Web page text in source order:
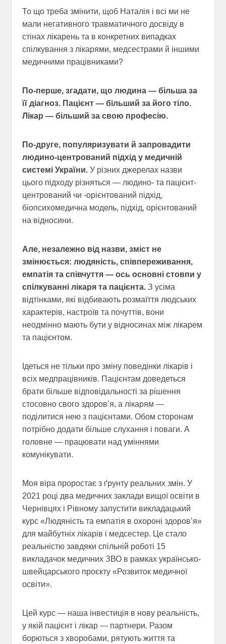
То що треба змінити, щоб Наталія і всі ми не
мали негативного травматичного досвіду в
стінах лікарень та в конкретних випадках
спілкування з лікарями, медсестрами й іншими
медичними працівниками?
По-перше, згадати, що людина — більша за
її діагноз. Пацієнт — більший за його тіло.
Лікар — більший за свою професію.
По-друге, популяризувати й запровадити
людино-центрований підхід у медичній
системі України. У різних джерелах назви
цього підходу різняться — людино- та пацієнт-
центрований чи -орієнтований підхід,
біопсихомедична модель, підхід, орієнтований
на відносини.
Але, незалежно від назви, зміст не
змінюється: людяність, співпереживання,
емпатія та співчуття — ось основні стовпи у
спілкуванні лікаря та пацієнта. З усіма
відтінками, які відбивають розмаїття людських
характерів, настроїв та почуттів, вони
неодмінно мають бути у відносинах між лікарем
та пацієнтом.
Ідеться не тільки про зміну поведінки лікарів і
всіх медпрацівників. Пацієнтам доведеться
брати більше відповідальності за рішення
стосовно свого здоров’я, а лікарям —
поділитися нею з пацієнтами. Обом сторонам
потрібно додати більше слухання і поваги. А
головне — працювати над уміннями
комунікувати.
Моя віра проростає з ґрунту реальних змін. У
2021 році два медичних заклади вищої освіти в
Чернівцях і Рівному запустити викладацький
курс «Людяність та емпатія в охороні здоров’я»
для майбутніх лікарів і медсестер. Це стало
реальністю завдяки спільній роботі 15
викладачок медичних ЗВО в рамках українсько-
швейцарського проєкту «Розвиток медичної
освіти».
Цей курс — наша інвестиція в нову реальність,
у якій пацієнт і лікар — партнери. Разом
борються з хворобами, рятують життя та